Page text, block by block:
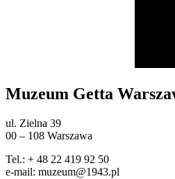
Muzeum Getta
ul. Zielna 39
00 – 108 Warszawa
Tel.: + 48 22 419 92 50
e-mail: muzeum@1943.pl